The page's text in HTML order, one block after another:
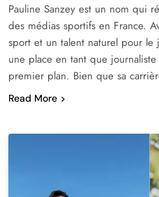
Pauline Sanzey est un nom qui
des médias sportifs en France.
sport et un talent naturel pour le
une place en tant que
premier plan. Bien que sa
Read More